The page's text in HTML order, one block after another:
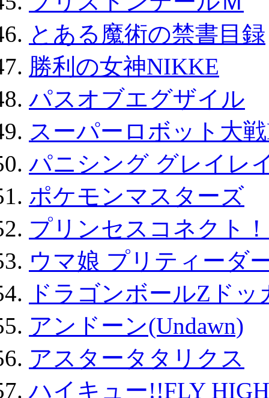
とある魔術の禁書目録
勝利の女神NIKKE
パスオブエグザイル
スーパーロボット大
パニシング グレイレ
ポケモンマスターズ
プリンセスコネクト
ウマ娘 プリティーダ
ドラゴンボールZド
アンドーン(Undawn)
アスタータタリクス
ハイキュー!!FLY HIGH